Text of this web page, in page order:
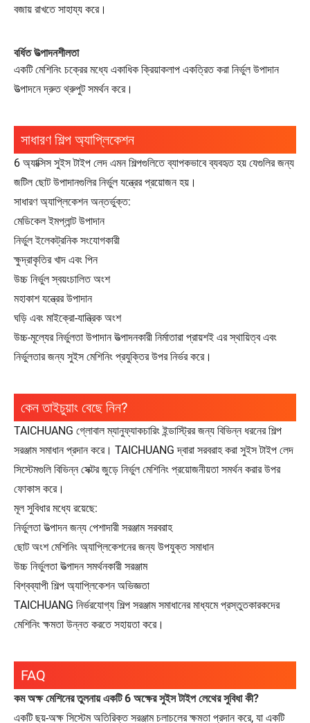
বজায় রাখতে সাহায্য করে।
বর্ধিত উত্পাদনশীলতা
একটি মেশিনিং চক্রের মধ্যে একাধিক ক্রিয়াকলাপ একত্রিত করা নির্ভুল উপাদান
উত্পাদনে দ্রুত থ্রুপুট সমর্থন করে।
সাধারণ শিল্প অ্যাপ্লিকেশন
6 অ্যাক্সিস সুইস টাইপ লেদ এমন শিল্পগুলিতে ব্যাপকভাবে ব্যবহৃত হয় যেগুলির জন্য
জটিল ছোট উপাদানগুলির নির্ভুল যন্ত্রের প্রয়োজন হয়।
সাধারণ অ্যাপ্লিকেশন অন্তর্ভুক্ত:
মেডিকেল ইমপ্লান্ট উপাদান
নির্ভুল ইলেকট্রনিক সংযোগকারী
ক্ষুদ্রাকৃতির খাদ এবং পিন
উচ্চ নির্ভুল স্বয়ংচালিত অংশ
মহাকাশ যন্ত্রের উপাদান
ঘড়ি এবং মাইক্রো-যান্ত্রিক অংশ
উচ্চ-মূল্যের নির্ভুলতা উপাদান উত্পাদনকারী নির্মাতারা প্রায়শই এর স্থায়িত্ব এবং
নির্ভুলতার জন্য সুইস মেশিনিং প্রযুক্তির উপর নির্ভর করে।
কেন তাইচুয়াং বেছে নিন?
TAICHUANG গ্লোবাল ম্যানুফ্যাকচারিং ইন্ডাস্ট্রির জন্য বিভিন্ন ধরনের শিল্প
সরঞ্জাম সমাধান প্রদান করে। TAICHUANG দ্বারা সরবরাহ করা সুইস টাইপ লেদ
সিস্টেমগুলি বিভিন্ন সেক্টর জুড়ে নির্ভুল মেশিনিং প্রয়োজনীয়তা সমর্থন করার উপর
ফোকাস করে।
মূল সুবিধার মধ্যে রয়েছে:
নির্ভুলতা উত্পাদন জন্য পেশাদারী সরঞ্জাম সরবরাহ
ছোট অংশ মেশিনিং অ্যাপ্লিকেশনের জন্য উপযুক্ত সমাধান
উচ্চ নির্ভুলতা উত্পাদন সমর্থনকারী সরঞ্জাম
বিশ্বব্যাপী শিল্প অ্যাপ্লিকেশন অভিজ্ঞতা
TAICHUANG নির্ভরযোগ্য শিল্প সরঞ্জাম সমাধানের মাধ্যমে প্রস্তুতকারকদের
মেশিনিং ক্ষমতা উন্নত করতে সহায়তা করে।
FAQ
কম অক্ষ মেশিনের তুলনায় একটি 6 অক্ষের সুইস টাইপ লেথের সুবিধা কী?
একটি ছয়-অক্ষ সিস্টেম অতিরিক্ত সরঞ্জাম চলাচলের ক্ষমতা প্রদান করে, যা একটি